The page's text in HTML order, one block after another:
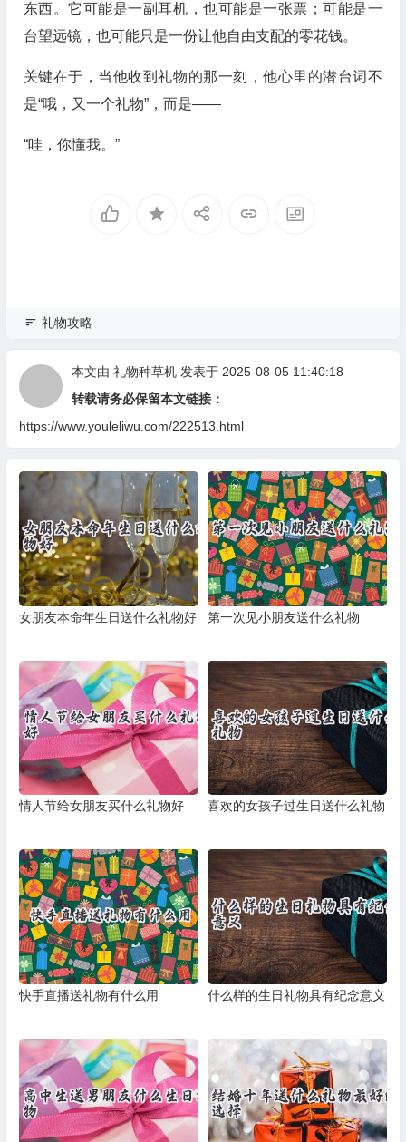
东西。它可能是一副耳机，也可能是一张票；可能是一
台望远镜，也可能只是一份让他自由支配的零花钱。
关键在于，当他收到礼物的那一刻，他心里的潜台词不
是“哦，又一个礼物”，而是——
“哇，你懂我。”
礼物攻略
本文由 礼物种草机发表于 2025-08-05 11:40:18
转载请务必保留本文链接：
https://www.youleliwu.com/222513.html
女朋友本命年生日送什么礼物好 第一次见小朋友送什么礼物
情人节给女朋友买什么礼物好 喜欢的女孩子过生日送什么礼物
快手直播送礼物有什么用 什么样的生日礼物具有纪念意义